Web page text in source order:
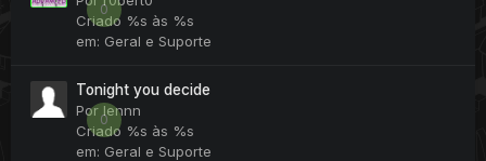
0
Criado %s às %s
em: Geral e Suporte
0
Tonight you decide
Por lennn
Criado %s às %s
em: Geral e Suporte